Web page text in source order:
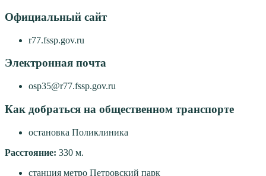
Официальный сайт
r77.fssp.gov.ru
Электронная почта
osp35@r77.fssp.gov.ru
Как добраться на общественном транспорте
остановка Поликлиника
Расстояние: 330 м.
станция метро Петровский парк